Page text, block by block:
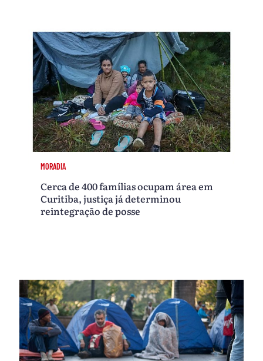
MORADIA
Cerca de 400 famílias ocupam área em
Curitiba, justiça já determinou
reintegração de posse